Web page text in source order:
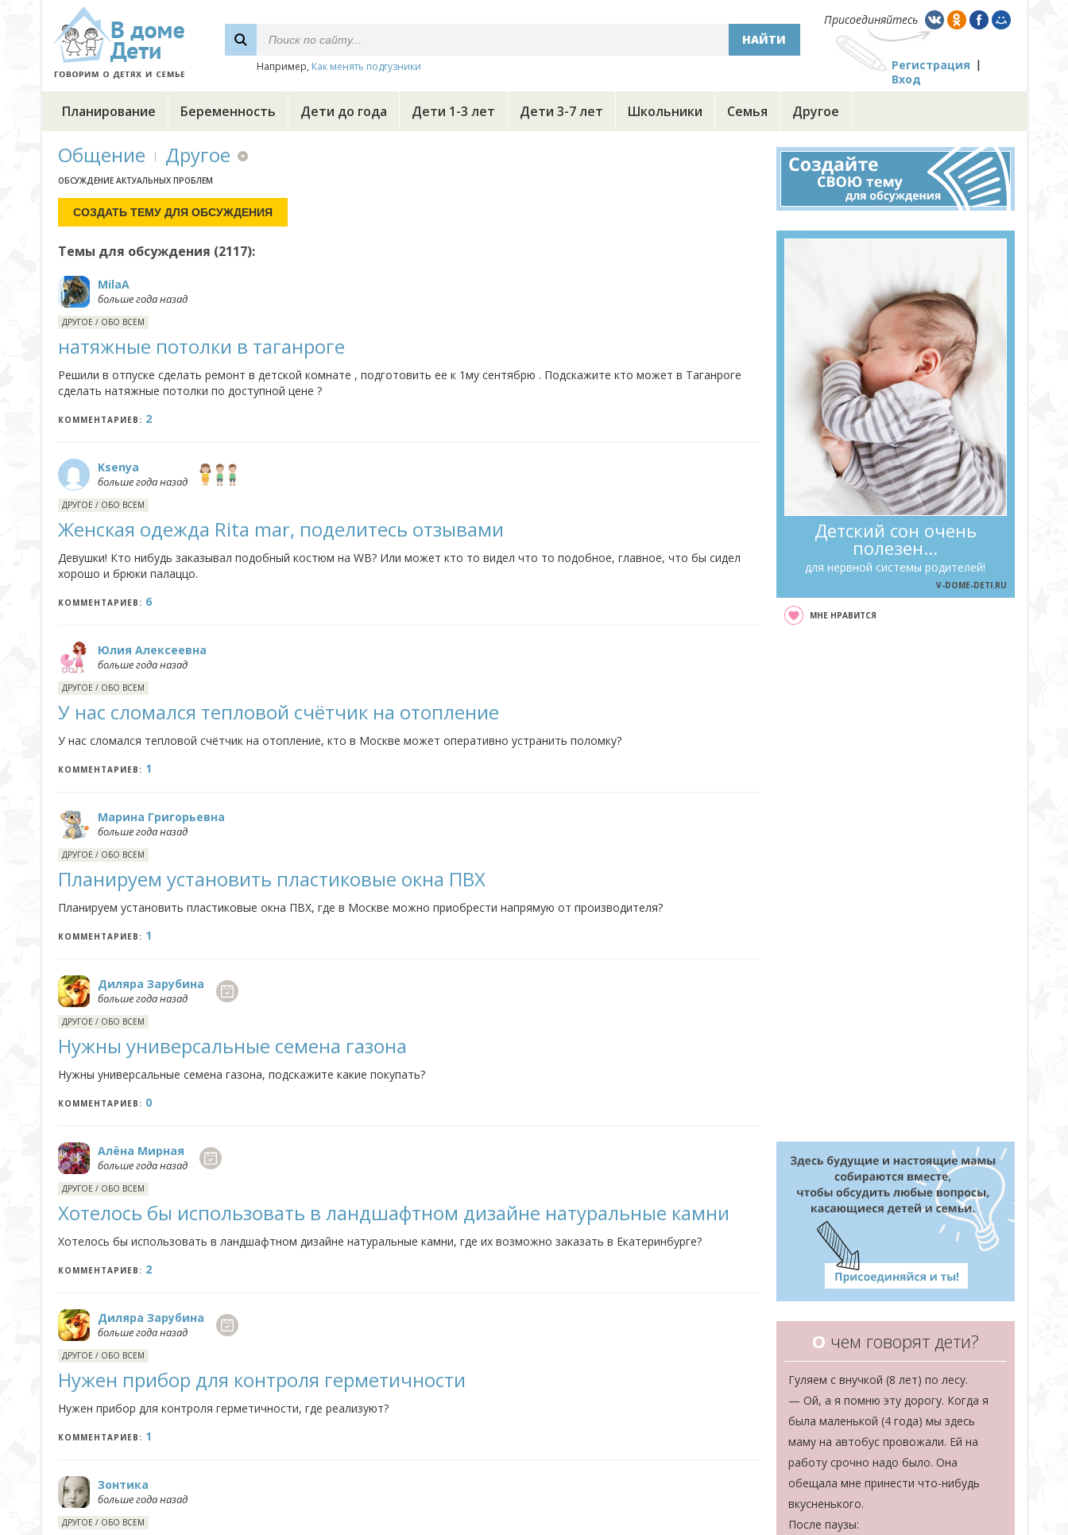
НАЙТИ
Например, Как менять подгузники
Присоединяйтесь
Регистрация
Вход
Планирование Беременность Дети до года Дети 1-3 лет Дети 3-7 лет Школьники Семья Другое
Общение Другое
ОБСУЖДЕНИЕ АКТУАЛЬНЫХ ПРОБЛЕМ
Темы для обсуждения (2117):
MilaA
больше года назад
ДРУГОЕ / ОБО ВСЕМ
натяжные потолки в таганроге
Решили в отпуске сделать ремонт в детской комнате , подготовить ее к 1му сентябрю . Подскажите кто может в Таганроге
сделать натяжные потолки по доступной цене ?
КОММЕНТАРИЕВ: 2
Ksenya
больше года назад
ДРУГОЕ / ОБО ВСЕМ
Женская одежда Rita mar, поделитесь отзывами
Девушки! Кто нибудь заказывал подобный костюм на WB? Или может кто то видел что то подобное, главное, что бы сидел
хорошо и брюки палаццо.
КОММЕНТАРИЕВ: 6
Юлия Алексеевна
больше года назад
ДРУГОЕ / ОБО ВСЕМ
У нас сломался тепловой счётчик на отопление
У нас сломался тепловой счётчик на отопление, кто в Москве может оперативно устранить поломку?
КОММЕНТАРИЕВ: 1
Марина Григорьевна
больше года назад
ДРУГОЕ / ОБО ВСЕМ
Планируем установить пластиковые окна ПВХ
Планируем установить пластиковые окна ПВХ, где в Москве можно приобрести напрямую от производителя?
КОММЕНТАРИЕВ: 1
Диляра Зарубина
больше года назад
ДРУГОЕ / ОБО ВСЕМ
Нужны универсальные семена газона
Нужны универсальные семена газона, подскажите какие покупать?
КОММЕНТАРИЕВ: 0
Алёна Мирная
больше года назад
ДРУГОЕ / ОБО ВСЕМ
Хотелось бы использовать в ландшафтном дизайне натуральные камни
Хотелось бы использовать в ландшафтном дизайне натуральные камни, где их возможно заказать в Екатеринбурге?
КОММЕНТАРИЕВ: 2
Диляра Зарубина
больше года назад
ДРУГОЕ / ОБО ВСЕМ
Нужен прибор для контроля герметичности
Нужен прибор для контроля герметичности, где реализуют?
КОММЕНТАРИЕВ: 1
Зонтика
больше года назад
ДРУГОЕ / ОБО ВСЕМ
Детский сон очень
полезен...
для нервной системы родителей!
V-DOME-DETI.RU
МНЕ НРАВИТСЯ
О чем говорят дети?
Гуляем с внучкой (8 лет) по лесу.
— Ой, а я помню эту дорогу. Когда я
была маленькой (4 года) мы здесь
маму на автобус провожали. Ей на
работу срочно надо было. Она
обещала мне принести что-нибудь
вкусненького.
После паузы: